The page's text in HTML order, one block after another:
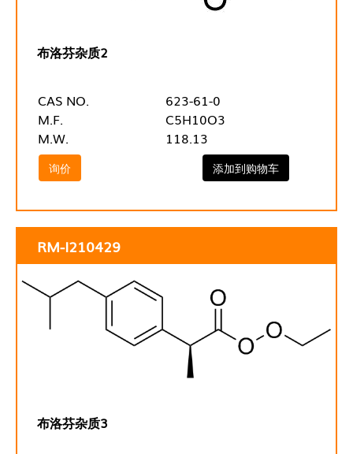
布洛芬杂质2
CAS NO.
623-61-0
M.F.
C5H10O3
M.W.
118.13
询价 添加到购物车
RM-I210429
布洛芬杂质3